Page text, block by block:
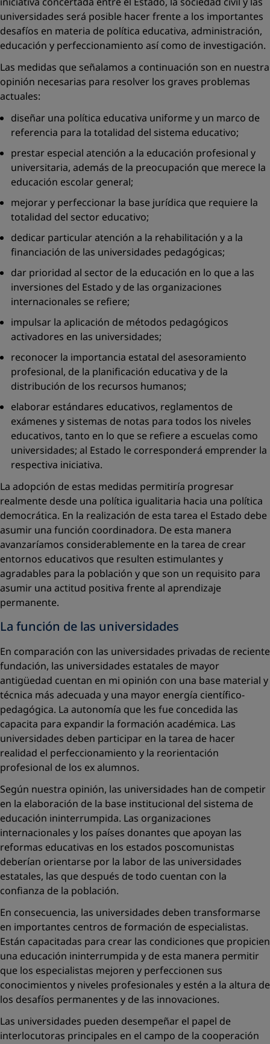
universidades será posible hacer frente a los importantes
desafíos en materia de política educativa, administración,
educación y perfeccionamiento así como de investigación.
Las medidas que señalamos a continuación son en nuestra
opinión necesarias para resolver los graves problemas
actuales:
diseñar una política educativa uniforme y un marco de
referencia para la totalidad del sistema educativo;
prestar especial atención a la educación profesional y
universitaria, además de la preocupación que merece la
educación escolar general;
mejorar y perfeccionar la base jurídica que requiere la
totalidad del sector educativo;
dedicar particular atención a la rehabilitación y a la
financiación de las universidades pedagógicas;
dar prioridad al sector de la educación en lo que a las
inversiones del Estado y de las organizaciones
internacionales se refiere;
impulsar la aplicación de métodos pedagógicos
activadores en las universidades;
reconocer la importancia estatal del asesoramiento
profesional, de la planificación educativa y de la
distribución de los recursos humanos;
elaborar estándares educativos, reglamentos de
exámenes y sistemas de notas para todos los niveles
educativos, tanto en lo que se refiere a escuelas como
universidades; al Estado le corresponderá emprender la
respectiva iniciativa.
La adopción de estas medidas permitiría progresar
realmente desde una política igualitaria hacia una política
democrática. En la realización de esta tarea el Estado debe
asumir una función coordinadora. De esta manera
avanzaríamos considerablemente en la tarea de crear
entornos educativos que resulten estimulantes y
agradables para la población y que son un requisito para
asumir una actitud positiva frente al aprendizaje
permanente.
La función de las universidades
En comparación con las universidades privadas de reciente
fundación, las universidades estatales de mayor
antigüedad cuentan en mi ­opinión con una base material y
técnica más adecuada y una mayor energía científico-
pedagógica. La autonomía que les fue concedida las
capacita para expandir la formación académica. Las
universidades deben participar en la tarea de hacer
realidad el perfeccionamiento y la reorientación
profesional de los ex alumnos.
Según nuestra opinión, las universidades han de competir
en la ­elaboración de la base institucional del sistema de
educación ininterrumpida. Las organizaciones
internacionales y los países donantes que apoyan las
reformas educativas en los estados poscomunistas
deberían orientarse por la labor de las universidades
estatales, las que después de todo cuentan con la
confianza de la población.
En consecuencia, las universidades deben transformarse
en importantes centros de formación de especialistas.
Están capacitadas para crear las condiciones que propicien
una educación ininterrumpida y de esta manera permitir
que los especialistas mejoren y perfeccionen sus
conocimientos y niveles profesionales y estén a la altura de
los desafíos permanentes y de las innovaciones.
Las universidades pueden desempeñar el papel de
interlocutoras principales en el campo de la cooperación